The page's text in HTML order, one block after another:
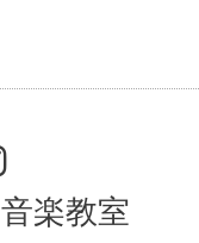
楽教室